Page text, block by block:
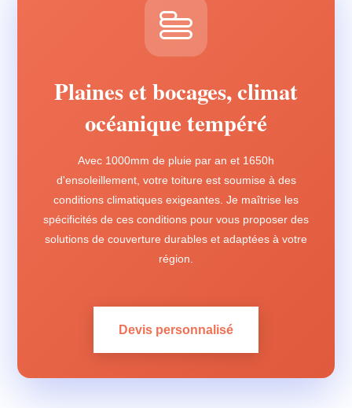
Plaines et bocages, climat
océanique tempéré
Avec 1000mm de pluie par an et 1650h
d'ensoleillement, votre toiture est soumise à des
conditions climatiques exigeantes. Je maîtrise les
spécificités de ces conditions pour vous proposer des
solutions de couverture durables et adaptées à votre
région.
Devis personnalisé